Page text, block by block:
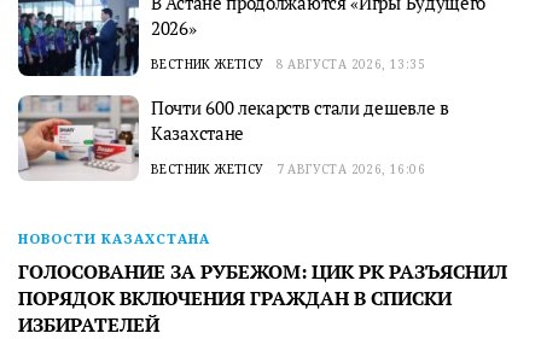
2026»
ВЕСТНИК ЖЕТІСУ 8 АВГУСТА 2026, 13:35
Почти 600 лекарств стали дешевле в
Казахстане
ВЕСТНИК ЖЕТІСУ 7 АВГУСТА 2026, 16:06
НОВОСТИ КАЗАХСТАНА
ГОЛОСОВАНИЕ ЗА РУБЕЖОМ: ЦИК РК РАЗЪЯСНИЛ
ПОРЯДОК ВКЛЮЧЕНИЯ ГРАЖДАН В СПИСКИ
ИЗБИРАТЕЛЕЙ